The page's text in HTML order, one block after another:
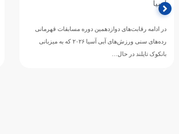
آسیا
در ادامه رقابت‌های دوازدهمین دوره مسابقات قهرمانی
رده‌های سنی ورزش‌های آبی آسیا ۲۰۲۶ که به میزبانی
بانکوک تایلند در حال…